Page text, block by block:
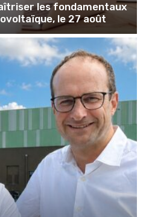
les fondamentaux
le 27 août